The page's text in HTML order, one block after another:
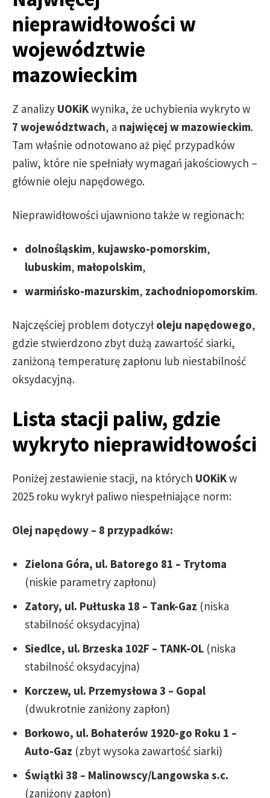
nieprawidłowości w
województwie
mazowieckim
Z analizy UOKiKwynika, że uchybienia wykryto w
7 województwach, a najwięcej w mazowieckim.
Tam właśnie odnotowano aż pięć przypadków
paliw, które nie spełniały wymagań jakościowych –
głównie oleju napędowego.
Nieprawidłowości ujawniono także w regionach:
dolnośląskim, kujawsko-pomorskim,
lubuskim, małopolskim,
warmińsko-mazurskim, zachodniopomorskim.
Najczęściej problem dotyczyłoleju napędowego,
gdzie stwierdzono zbyt dużą zawartość siarki,
zaniżoną temperaturę zapłonu lub niestabilność
oksydacyjną.
Lista stacji paliw, gdzie
wykryto nieprawidłowości
Poniżej zestawienie stacji, na których UOKiKw
2025 roku wykrył paliwo niespełniające norm:
Olej napędowy – 8 przypadków:
Zielona Góra, ul. Batorego 81 – Trytoma
(niskie parametry zapłonu)
Zatory, ul. Pułtuska 18 – Tank-Gaz (niska
stabilność oksydacyjna)
Siedlce, ul. Brzeska 102F – TANK-OL (niska
stabilność oksydacyjna)
Korczew, ul. Przemysłowa 3 – Gopal
(dwukrotnie zaniżony zapłon)
Borkowo, ul. Bohaterów 1920-go Roku 1 –
Auto-Gaz (zbyt wysoka zawartość siarki)
Świątki 38 – Malinowscy/Langowska s.c.
(zaniżony zapłon)